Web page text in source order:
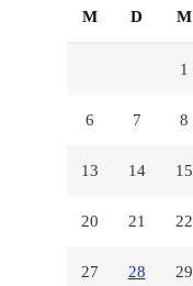
M D M
1
6 7 8
13 14 15
20 21 22
27 28 29